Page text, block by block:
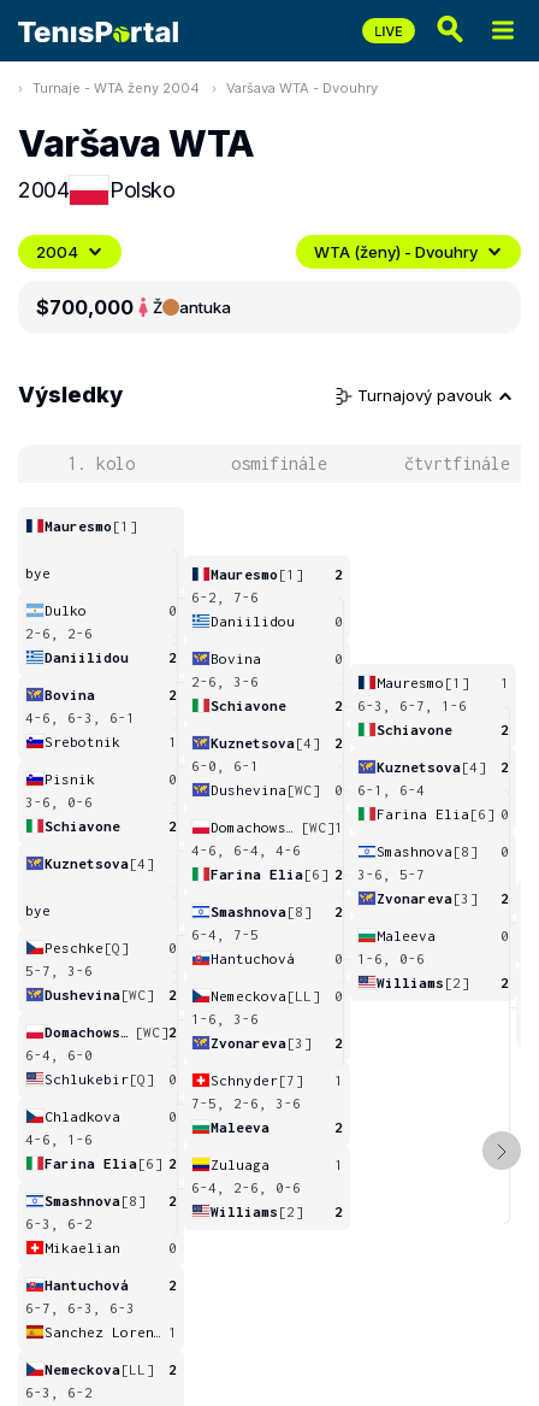
Turnaje - WTA ženy 2004 Varšava WTA - Dvouhry
Varšava WTA
2004 Polsko
2004 WTA (ženy) - Dvouhry
$700,000 Ž antuka
Výsledky Turnajový pavouk
1. kolo osmifinále čtvrtfinále
Mauresmo [1]
bye
Dulko
0
2-6, 2-6
Daniilidou
2
Bovina
2
4-6, 6-3, 6-1
Srebotnik
1
Pisnik
0
3-6, 0-6
Schiavone
2
Kuznetsova[4]
bye
Peschke [Q]
0
5-7, 3-6
Dushevina[WC] 2
[WC]2
6-4, 6-0
Schlukebir[Q] 0
Chladkova
0
4-6, 1-6
Farina Elia[6] 2
Smashnova[8]
2
6-3, 6-2
Mikaelian
0
Hantuchová
2
6-7, 6-3, 6-3
1
Nemeckova[LL]
2
6-3, 6-2
Mauresmo [1]
2
6-2, 7-6
Daniilidou
0
Bovina
0
2-6, 3-6
Schiavone
2
Kuznetsova[4]
2
6-0, 6-1
Dushevina [WC] 0
[WC]1
4-6, 6-4, 4-6
Farina Elia[6] 2
Smashnova[8]
2
6-4, 7-5
Hantuchová
0
Nemeckova [LL]
0
1-6, 3-6
Zvonareva[3] 2
Schnyder[7]
1
7-5, 2-6, 3-6
Maleeva
2
Zuluaga
1
6-4, 2-6, 0-6
Williams [2] 2
Mauresmo [1]
1
6-3, 6-7, 1-6
Schiavone
2
Kuznetsova[4]
2
6-1, 6-4
Farina Elia [6] 0
Smashnova [8]
0
3-6, 5-7
Zvonareva[3] 2
Maleeva
0
1-6, 0-6
Williams [2] 2